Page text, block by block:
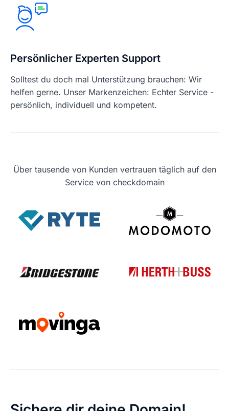
Persönlicher Experten Support
Solltest du doch mal Unterstützung brauchen: Wir
helfen gerne. Unser Markenzeichen: Echter Service -
persönlich, individuell und kompetent.
Über tausende von Kunden vertrauen täglich auf den
Service von checkdomain